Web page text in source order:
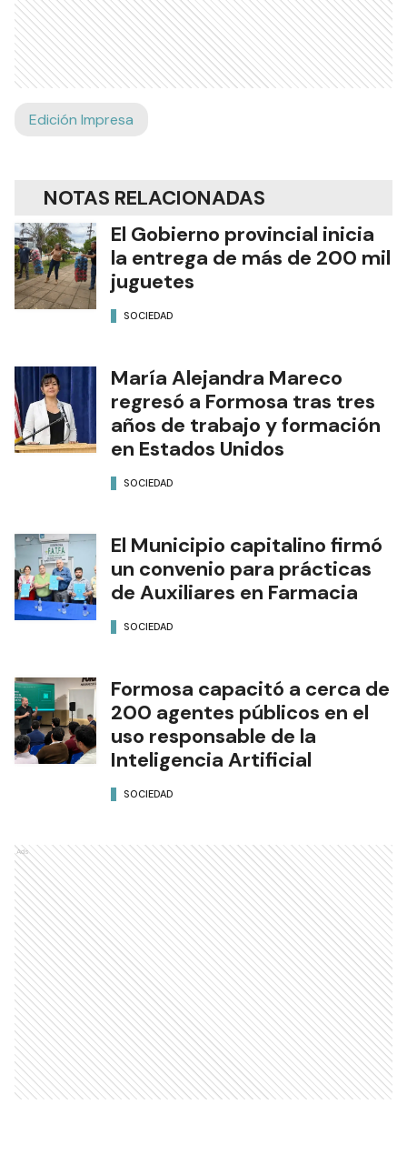
Edición Impresa
NOTAS RELACIONADAS
El Gobierno provincial inicia
la entrega de más de 200 mil
juguetes
SOCIEDAD
María Alejandra Mareco
regresó a Formosa tras tres
años de trabajo y formación
en Estados Unidos
SOCIEDAD
El Municipio capitalino firmó
un convenio para prácticas
de Auxiliares en Farmacia
SOCIEDAD
Formosa capacitó a cerca de
200 agentes públicos en el
uso responsable de la
Inteligencia Artificial
SOCIEDAD
Ads